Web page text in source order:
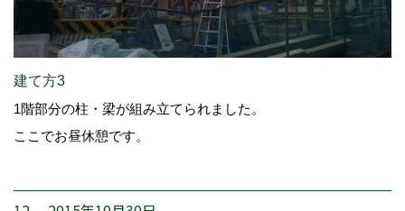
建て方3
1階部分の柱・梁が組み立てられました。
ここでお昼休憩です。